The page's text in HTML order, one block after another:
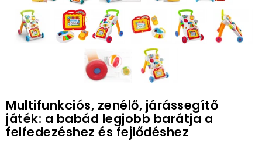
Multifunkciós, zenélő, járássegítő
játék: a babád legjobb barátja a
felfedezéshez és fejlődéshez